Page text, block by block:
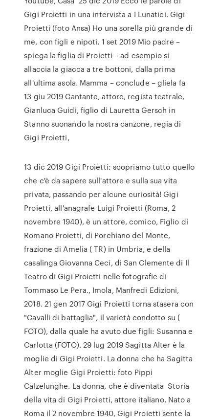
Gigi Proietti in una intervista a I Lunatici. Gigi
Proietti (foto Ansa) Ho una sorella più grande di
me, con figli e nipoti. 1 set 2019 Mio padre –
spiega la figlia di Proietti – ad esempio si
allaccia la giacca a tre bottoni, dalla prima
all'ultima asola. Mamma – conclude – gliela fa
13 giu 2019 Cantante, attore, regista teatrale,
Gianluca Guidi, figlio di Lauretta Gersch in
Stanno suonando la nostra canzone, regia di
Gigi Proietti,
13 dic 2019 Gigi Proietti: scopriamo tutto quello
che c'è da sapere sull'attore e sulla sua vita
privata, passando per alcune curiosità! Gigi
Proietti, all'anagrafe Luigi Proietti (Roma, 2
novembre 1940), è un attore, comico, Figlio di
Romano Proietti, di Porchiano del Monte,
frazione di Amelia ( TR) in Umbria, e della
casalinga Giovanna Ceci, di San Clemente di Il
Teatro di Gigi Proietti nelle fotografie di
Tommaso Le Pera., Imola, Manfredi Edizioni,
2018. 21 gen 2017 Gigi Proietti torna stasera con
"Cavalli di battaglia", il varietà condotto su (
FOTO), dalla quale ha avuto due figli: Susanna e
Carlotta (FOTO). 29 lug 2019 Sagitta Alter è la
moglie di Gigi Proietti. La donna che ha Sagitta
Alter moglie Gigi Proietti: foto Pippi
Calzelunghe. La donna, che è diventata Storia
della vita di Gigi Proietti, attore italiano. Nato a
Roma il 2 novembre 1940, Gigi Proietti sente la